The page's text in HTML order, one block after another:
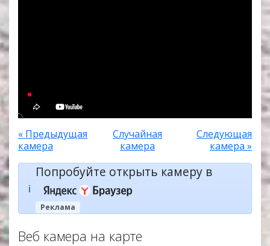
« Предыдущая
камера
Случайная
камера
Следующая
камера »
ℹ️
Попробуйте открыть камеру в
Реклама
Веб камера на карте